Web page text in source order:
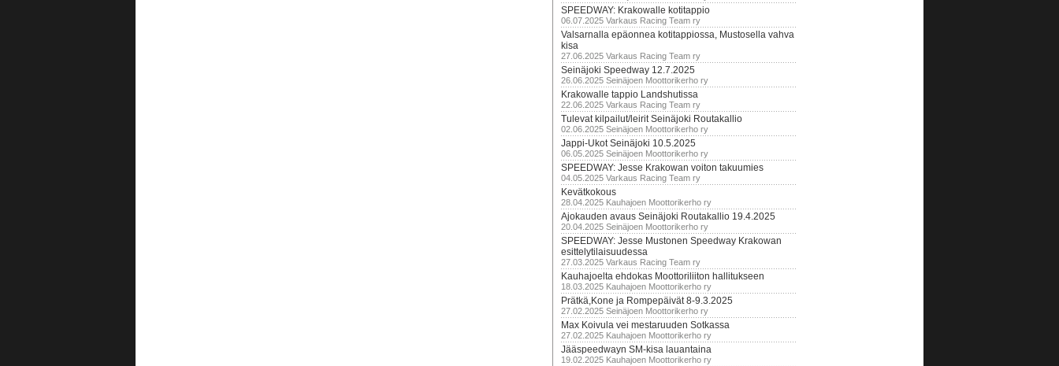
SPEEDWAY: Krakowalle kotitappio
06.07.2025 Varkaus Racing Team ry
Valsarnalla epäonnea kotitappiossa, Mustosella vahva
kisa
27.06.2025 Varkaus Racing Team ry
Seinäjoki Speedway 12.7.2025
26.06.2025 Seinäjoen Moottorikerho ry
Krakowalle tappio Landshutissa
22.06.2025 Varkaus Racing Team ry
Tulevat kilpailut/leirit Seinäjoki Routakallio
02.06.2025 Seinäjoen Moottorikerho ry
Jappi-Ukot Seinäjoki 10.5.2025
06.05.2025 Seinäjoen Moottorikerho ry
SPEEDWAY: Jesse Krakowan voiton takuumies
04.05.2025 Varkaus Racing Team ry
Kevätkokous
28.04.2025 Kauhajoen Moottorikerho ry
Ajokauden avaus Seinäjoki Routakallio 19.4.2025
20.04.2025 Seinäjoen Moottorikerho ry
SPEEDWAY: Jesse Mustonen Speedway Krakowan
esittelytilaisuudessa
27.03.2025 Varkaus Racing Team ry
Kauhajoelta ehdokas Moottoriliiton hallitukseen
18.03.2025 Kauhajoen Moottorikerho ry
Prätkä,Kone ja Rompepäivät 8-9.3.2025
27.02.2025 Seinäjoen Moottorikerho ry
Max Koivula vei mestaruuden Sotkassa
27.02.2025 Kauhajoen Moottorikerho ry
Jääspeedwayn SM-kisa lauantaina
19.02.2025 Kauhajoen Moottorikerho ry